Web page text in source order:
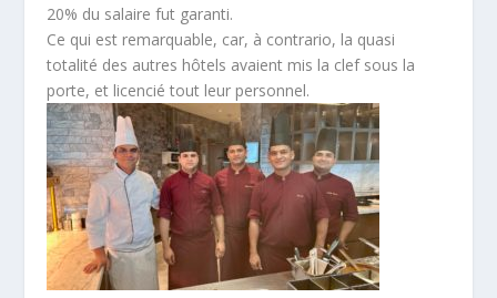
20% du salaire fut garanti.
Ce qui est remarquable, car, à contrario, la quasi
totalité des autres hôtels avaient mis la clef sous la
porte, et licencié tout leur personnel.